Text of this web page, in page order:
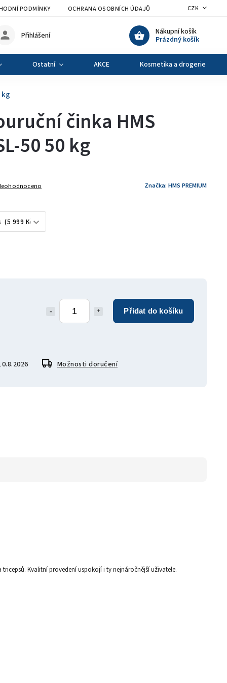
PODMÍNKY OCHRANA OSOBNÍCH ÚDAJŮ VÝMĚNA A VRÁCENÍ
CZK
Nákupní košík
Prázdný košík
Přihlášení
Ostatní AKCE Kosmetika a drogerie
Přidat do košíku
Možnosti doručení
činka HMS
50 50 kg
Značka: HMS PREMIUM
Kvalitní provedení uspokojí i ty nejnáročnější uživatele.